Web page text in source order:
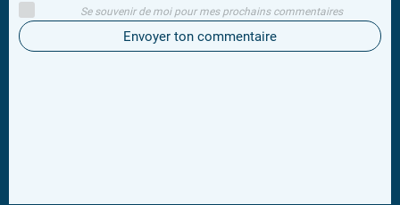
Se souvenir de moi pour mes prochains commentaires
Envoyer ton commentaire